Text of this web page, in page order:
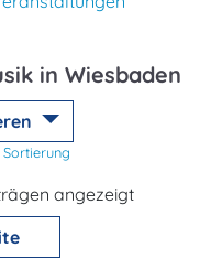
in Wiesbaden
angezeigt